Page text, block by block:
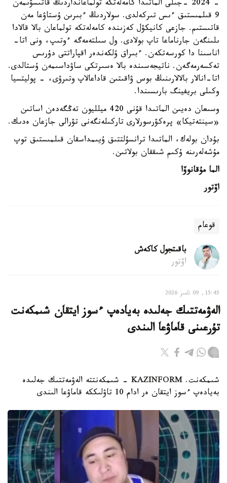
- 2024 -جىلى الماتىدا كامەلەتكە تولماعانداردىڭ قاتىسۋىمەن
9 قىلمىستىق ءىس تىركەلدى. سولاردىڭ ءبىرىن ۇستاۋعا مەن
قاتىستىم. جازعى كانيكۋل كەزىندە كامەلەتكە تولماعان بالا قالادا
ىلىنگەن جارناماعا تاپ بولادى. ول سىلتەمەگە ءوتىپ، ونى اتا-
اناسىنا دا كورسەتكەن. ءبىراق ۇلكەندەر اقپاراتتى دۇرىس
تەكسەرمەگەن. ناتيجەسىندە بالا ەسىرتكى ساۋداسىمەن ۇستالدى.
اتا-انالار بالالارىنىڭ بوس ۋاقىتىن قاداعالاپ وتىرۋى، - پوليتسيا
وكىلى بريفينگ بارىسىندا.
وسىعان دەيىن الماتىدا قۇنى 420 ميلليون تەڭگەدەن اساتىن
«سينتەتيكا» پرەكۋرسورلارى تاركىلەنگەنى تۋرالى جازعان ەدىك.
بۇدان بولەك، الماتىدا ترانسۇلتتىق ۇيىمداسقان قىلمىستىق توپ
مۇشەلەرىنە ۇكىم شىققان بولاتىن.
الما مۇقانوۆا
اۆتور
قوعام
باقىتجول كاكەش
اۆتور
15:45, 09 تامىز 2026
الەۋمەتتىك جەلىدە بەيادەپ ءسوز ايتقان شىمكەنت
تۇرعىنى قاماۋعا الىندى
شىمكەنت. KAZINFORM - شىمكەنتتە الەۋمەتتىك جەلىدە
بەيادەپ ءسوز ايتقان ەر ادام 10 تاۋلىككە قاماۋعا الىندى